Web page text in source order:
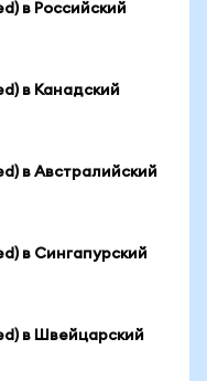
в Российский
в Канадский
в Австралийский
в Сингапурский
в Швейцарский